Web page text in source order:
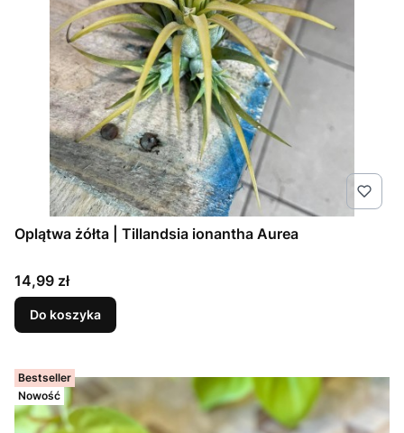
Oplątwa żółta | Tillandsia ionantha Aurea
Cena
14,99 zł
Do koszyka
Bestseller
Nowość